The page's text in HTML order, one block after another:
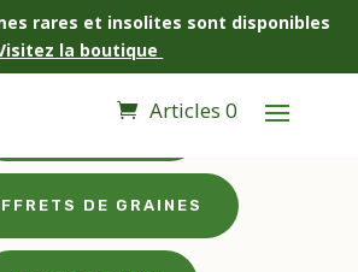
rares et insolites sont disponibles
la boutique
Articles 0
DE GRAINES